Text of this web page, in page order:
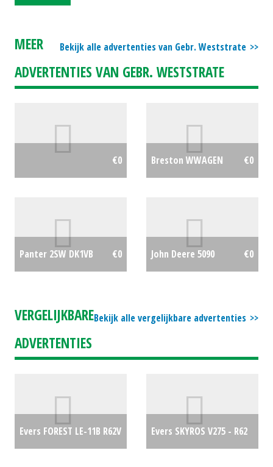
Bekijk alle advertenties van Gebr. Weststrate
MEER
ADVERTENTIES VAN GEBR. WESTSTRATE
€0 Breston WWAGEN €0
Panter 2SW DK1VB €0 John Deere 5090 €0
Bekijk alle vergelijkbare advertenties
VERGELIJKBARE
ADVERTENTIES
Evers FOREST LE-11B R62V
Evers SKYROS V275 - R62